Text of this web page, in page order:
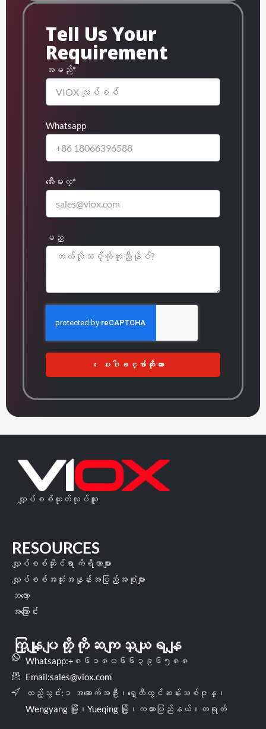
Tell Us Your
Requirement
အမည်*
Whatsapp
အီးေမးလ္*
မည္
ေပးပါခင္ဗ်ာကိုးကား
လျှပ်စစ်ထုတ်လုပ်သူ
RESOURCES
လျှပ်စစ်ဆိုင်ရာ ကိရိယာများ
လျှပ်စစ်အသုံးအနှုန်းအပြည့်အစုံများ
ဘလော့
အကြောင်း
ကြှနျုပျတို့ကိုဆကျသှယျရနျ
Whatsapp:+၈၆၁၈၀၆၆၃၉၆၅၈၈
Email:sales@viox.com
ထည့်သွင်း:၁ အဆောက်အဦး၊ရှေ့တီထွင်ဆန်းသစ်ဇုန္၊
Wengyang မြို့၊Yueqing မြို့၊ကယားပြည်နယ်၊တရုတ်